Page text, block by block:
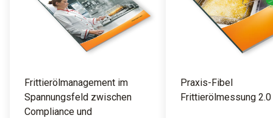
Frittierölmanagement im
Spannungsfeld zwischen
Compliance und
Praxis-Fibel
Frittierölmessung 2.0